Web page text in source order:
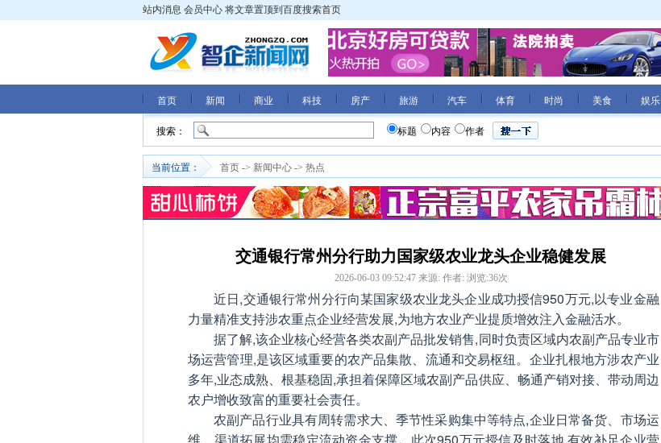
站内消息 会员中心 将文章置顶到百度搜索首页
首页 新闻 商业 科技 房产 旅游 汽车 体育 时尚 美食 娱乐
搜索： 标题 内容 作者
当前位置： 首页 -> 新闻中心 -> 热点
交通银行常州分行助力国家级农业龙头企业稳健发展
2026-06-03 09:52:47 来源: 作者: 浏览:36次
近日,交通银行常州分行向某国家级农业龙头企业成功授信950万元,以专业金融
力量精准支持涉农重点企业经营发展,为地方农业产业提质增效注入金融活水。
据了解,该企业核心经营各类农副产品批发销售,同时负责区域内农副产品专业市
场运营管理,是该区域重要的农产品集散、流通和交易枢纽。企业扎根地方涉农产业
多年,业态成熟、根基稳固,承担着保障区域农副产品供应、畅通产销对接、带动周边
农户增收致富的重要社会责任。
农副产品行业具有周转需求大、季节性采购集中等特点,企业日常备货、市场运